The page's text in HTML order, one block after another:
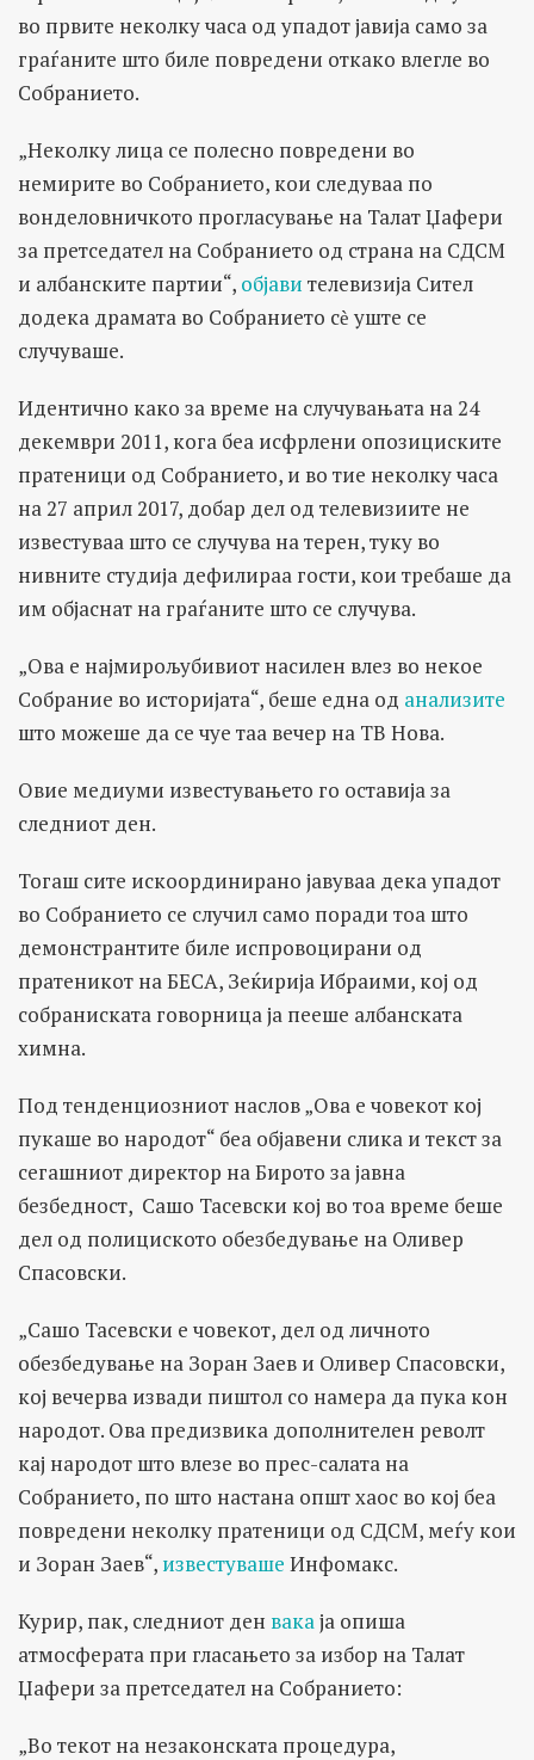
во првите неколку часа од упадот јавија само за
граѓаните што биле повредени откако влегле во
Собранието.
„Неколку лица се полесно повредени во
немирите во Собранието, кои следуваа по
вонделовничкото прогласување на Талат Џафери
за претседател на Собранието од страна на СДСМ
и албанските партии“, објави телевизија Сител
додека драмата во Собранието сѐ уште се
случуваше.
Идентично како за време на случувањата на 24
декември 2011, кога беа исфрлени опозициските
пратеници од Собранието, и во тие неколку часа
на 27 април 2017, добар дел од телевизиите не
известуваа што се случува на терен, туку во
нивните студија дефилираа гости, кои требаше да
им објаснат на граѓаните што се случува.
„Ова е најмирољубивиот насилен влез во некое
Собрание во историјата“, беше една од анализите
што можеше да се чуе таа вечер на ТВ Нова.
Овие медиуми известувањето го оставија за
следниот ден.
Тогаш сите искоординирано јавуваа дека упадот
во Собранието се случил само поради тоа што
демонстрантите биле испровоцирани од
пратеникот на БЕСА, Зеќирија Ибраими, кој од
собраниската говорница ја пееше албанската
химна.
Под тенденциозниот наслов „Ова е човекот кој
пукаше во народот“ беа објавени слика и текст за
сегашниот директор на Бирото за јавна
безбедност, Сашо Тасевски кој во тоа време беше
дел од полициското обезбедување на Оливер
Спасовски.
„Сашо Тасевски е човекот, дел од личното
обезбедување на Зоран Заев и Оливер Спасовски,
кој вечерва извади пиштол со намера да пука кон
народот. Ова предизвика дополнителен револт
кај народот што влезе во прес-салата на
Собранието, по што настана општ хаос во кој беа
повредени неколку пратеници од СДСМ, меѓу кои
и Зоран Заев“, известуваше Инфомакс.
Курир, пак, следниот ден вакаја опиша
атмосферата при гласањето за избор на Талат
Џафери за претседател на Собранието:
„Во текот на незаконската процедура,